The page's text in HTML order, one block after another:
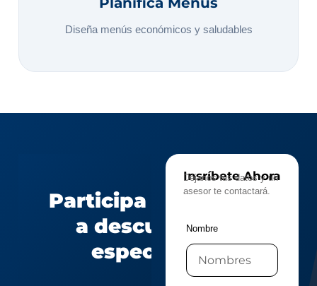
Diseña menús económicos y saludables
Participa y accede
a descuentos
especiales
Insríbete Ahora
Déjanos tus datos y un
asesor te contactará.
Nombre